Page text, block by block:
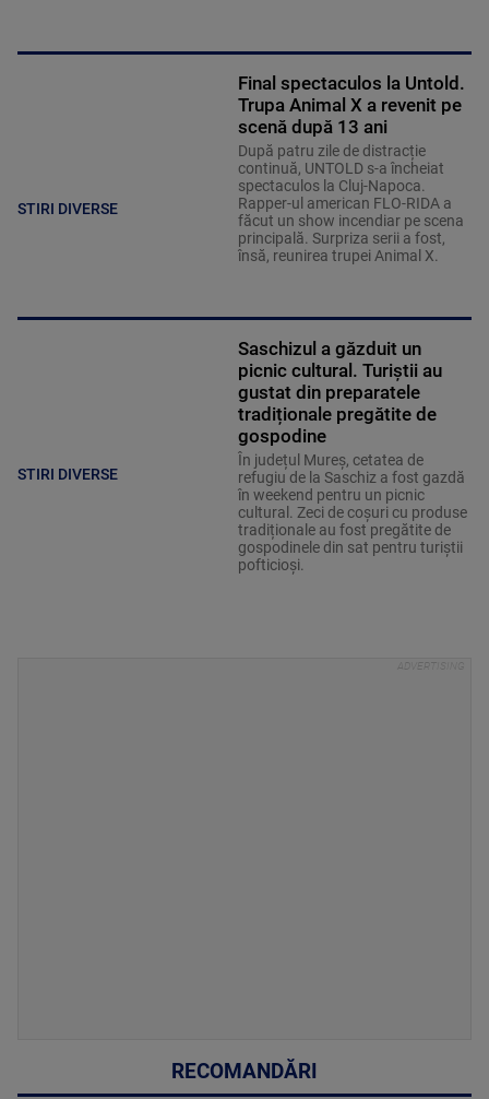
STIRI DIVERSE
Final spectaculos la Untold.
Trupa Animal X a revenit pe
scenă după 13 ani
După patru zile de distracție
continuă, UNTOLD s-a încheiat
spectaculos la Cluj-Napoca.
Rapper-ul american FLO-RIDA a
făcut un show incendiar pe scena
principală. Surpriza serii a fost,
însă, reunirea trupei Animal X.
STIRI DIVERSE
Saschizul a găzduit un
picnic cultural. Turiștii au
gustat din preparatele
tradiționale pregătite de
gospodine
În județul Mureș, cetatea de
refugiu de la Saschiz a fost gazdă
în weekend pentru un picnic
cultural. Zeci de coșuri cu produse
tradiționale au fost pregătite de
gospodinele din sat pentru turiștii
pofticioși.
RECOMANDĂRI